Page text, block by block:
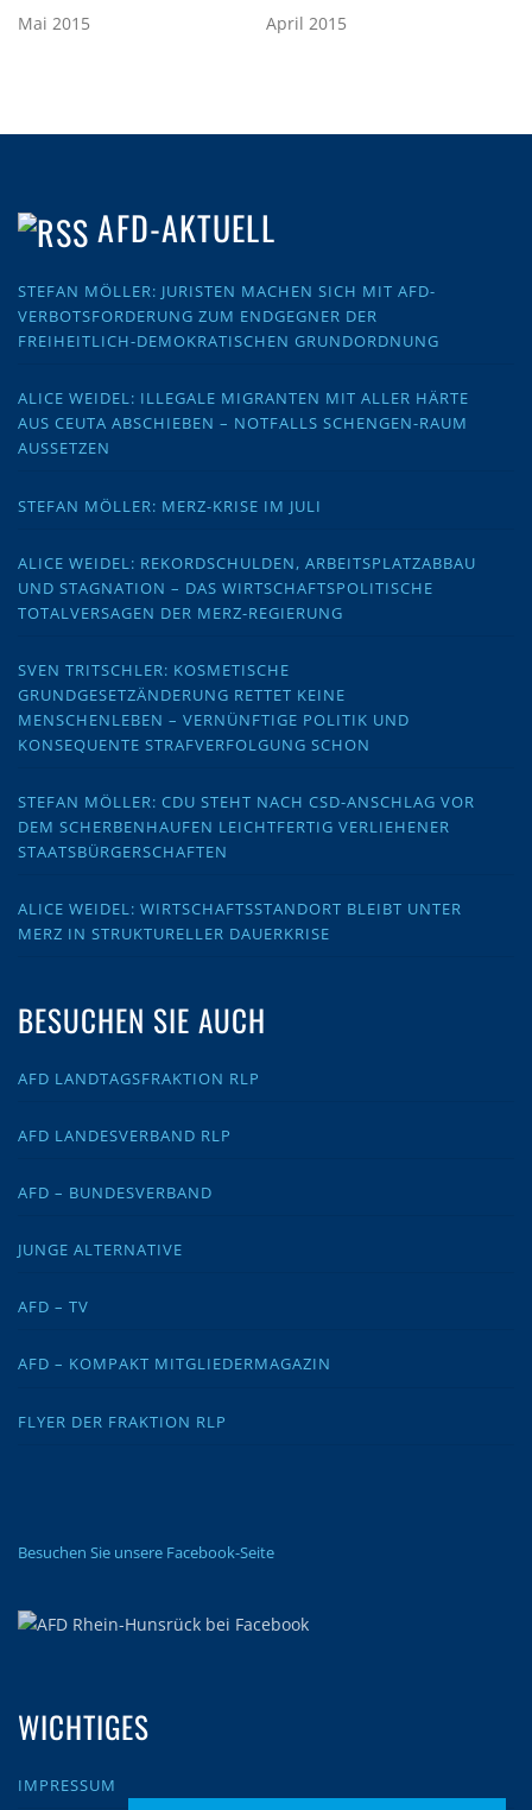
Mai 2015
April 2015
AFD-AKTUELL
STEFAN MÖLLER: JURISTEN MACHEN SICH MIT AFD-
VERBOTSFORDERUNG ZUM ENDGEGNER DER
FREIHEITLICH-DEMOKRATISCHEN GRUNDORDNUNG
ALICE WEIDEL: ILLEGALE MIGRANTEN MIT ALLER HÄRTE
AUS CEUTA ABSCHIEBEN – NOTFALLS SCHENGEN-RAUM
AUSSETZEN
STEFAN MÖLLER: MERZ-KRISE IM JULI
ALICE WEIDEL: REKORDSCHULDEN, ARBEITSPLATZABBAU
UND STAGNATION – DAS WIRTSCHAFTSPOLITISCHE
TOTALVERSAGEN DER MERZ-REGIERUNG
SVEN TRITSCHLER: KOSMETISCHE
GRUNDGESETZÄNDERUNG RETTET KEINE
MENSCHENLEBEN – VERNÜNFTIGE POLITIK UND
KONSEQUENTE STRAFVERFOLGUNG SCHON
STEFAN MÖLLER: CDU STEHT NACH CSD-ANSCHLAG VOR
DEM SCHERBENHAUFEN LEICHTFERTIG VERLIEHENER
STAATSBÜRGERSCHAFTEN
ALICE WEIDEL: WIRTSCHAFTSSTANDORT BLEIBT UNTER
MERZ IN STRUKTURELLER DAUERKRISE
BESUCHEN SIE AUCH
AFD LANDTAGSFRAKTION RLP
AFD LANDESVERBAND RLP
AFD – BUNDESVERBAND
JUNGE ALTERNATIVE
AFD – TV
AFD – KOMPAKT MITGLIEDERMAGAZIN
FLYER DER FRAKTION RLP
Besuchen Sie unsere Facebook-Seite
WICHTIGES
IMPRESSUM